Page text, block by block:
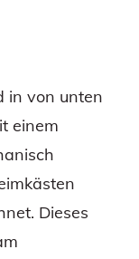
in von unten
einem
Dieses